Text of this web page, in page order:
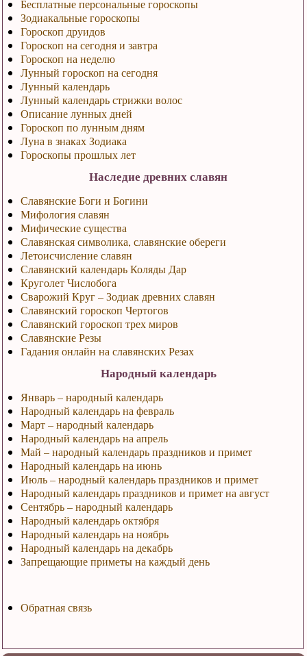
Бесплатные персональные гороскопы
Зодиакальные гороскопы
Гороскоп друидов
Гороскоп на сегодня и завтра
Гороскоп на неделю
Лунный гороскоп на сегодня
Лунный календарь
Лунный календарь стрижки волос
Описание лунных дней
Гороскоп по лунным дням
Луна в знаках Зодиака
Гороскопы прошлых лет
Наследие древних славян
Славянские Боги и Богини
Мифология славян
Мифические существа
Славянская символика, славянские обереги
Летоисчисление славян
Славянский календарь Коляды Дар
Круголет Числобога
Сварожий Круг – Зодиак древних славян
Славянский гороскоп Чертогов
Славянский гороскоп трех миров
Славянские Резы
Гадания онлайн на славянских Резах
Народный календарь
Январь – народный календарь
Народный календарь на февраль
Март – народный календарь
Народный календарь на апрель
Май – народный календарь праздников и примет
Народный календарь на июнь
Июль – народный календарь праздников и примет
Народный календарь праздников и примет на август
Сентябрь – народный календарь
Народный календарь октября
Народный календарь на ноябрь
Народный календарь на декабрь
Запрещающие приметы на каждый день
Обратная связь